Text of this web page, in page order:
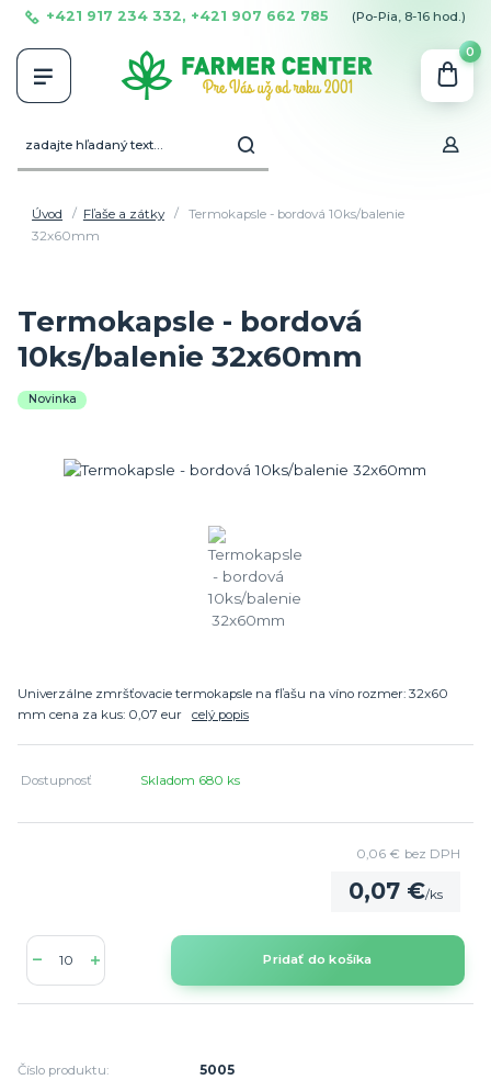
+421 917 234 332, +421 907 662 785 (Po-Pia, 8-16 hod.)
0
Úvod Fľaše a zátky
Termokapsle - bordová 10ks/balenie
32x60mm
Termokapsle - bordová
10ks/balenie 32x60mm
Novinka
Univerzálne zmršťovacie termokapsle na fľašu na víno rozmer: 32x60
mm cena za kus: 0,07 eur celý popis
Dostupnosť Skladom 680 ks
0,07 €/ks
0,06 € bez DPH
Pridať do košíka
Číslo produktu: 5005